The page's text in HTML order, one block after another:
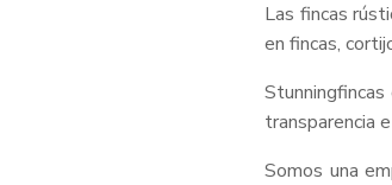
Las fincas
en fincas,
transparencia
Somos una